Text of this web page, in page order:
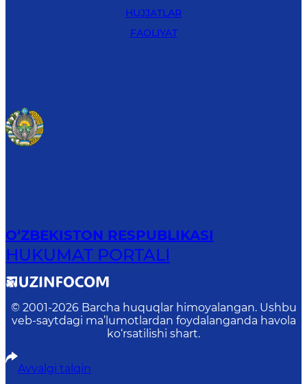
HUJJATLAR
FAOLIYAT
O‘ZBEKISTON RESPUBLIKASI
HUKUMAT PORTALI
© 2001-2026 Barcha huquqlar himoyalangan. Ushbu
veb-saytdagi ma’lumotlardan foydalanganda havola
ko‘rsatilishi shart.
Avvalgi talqin